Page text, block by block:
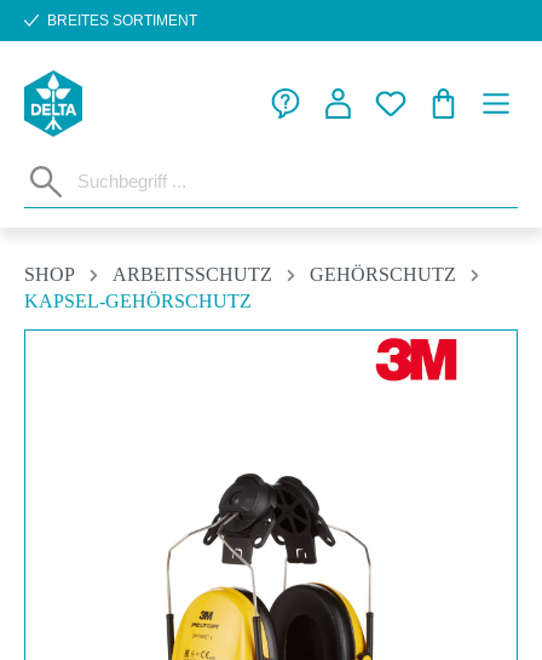
Zum Hauptinhalt springen
BREITES SORTIMENT
SHOP ARBEITSSCHUTZ
GEHÖRSCHUTZ
KAPSEL-GEHÖRSCHUTZ